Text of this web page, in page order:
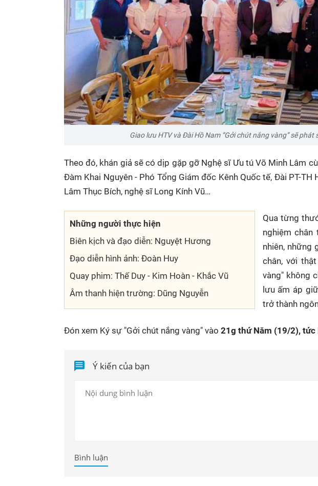
Giao lưu HTV và Đài Hồ Nam “Gởi chút nắng vàng” sẽ
Theo đó, khán giả sẽ có dịp gặp gỡ Nghệ sĩ Ưu tú Võ Minh Lâm
Đàm Khai Nguyên - Phó Tổng Giám đốc Kênh Quốc tế, Đài PT-
Lâm Thục Bích, nghệ sĩ Long Kính Vũ…
Những người thực hiện
Biên kịch và đạo diễn: Nguyệt Hương
Đạo diễn hình ảnh: Đoàn Huy
Quay phim: Thế Duy - Kim Hoàn - Khắc Vũ
Âm thanh hiện trường: Dũng Nguyễn
Qua từng
nghiệm
nhiên, những
chân, với
vàng" không
lưu ấm áp
trở thành
Đón xem Ký sự "Gởi chút nắng vàng" vào 21g thứ Năm (19/2), tức
Ý kiến của bạn
Bình luận